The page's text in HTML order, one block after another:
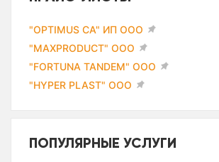
"OPTIMUS CA" ИП ООО
"MAXPRODUCT" ООО
"FORTUNA TANDEM" ООО
"HYPER PLAST" ООО
ПОПУЛЯРНЫЕ УСЛУГИ